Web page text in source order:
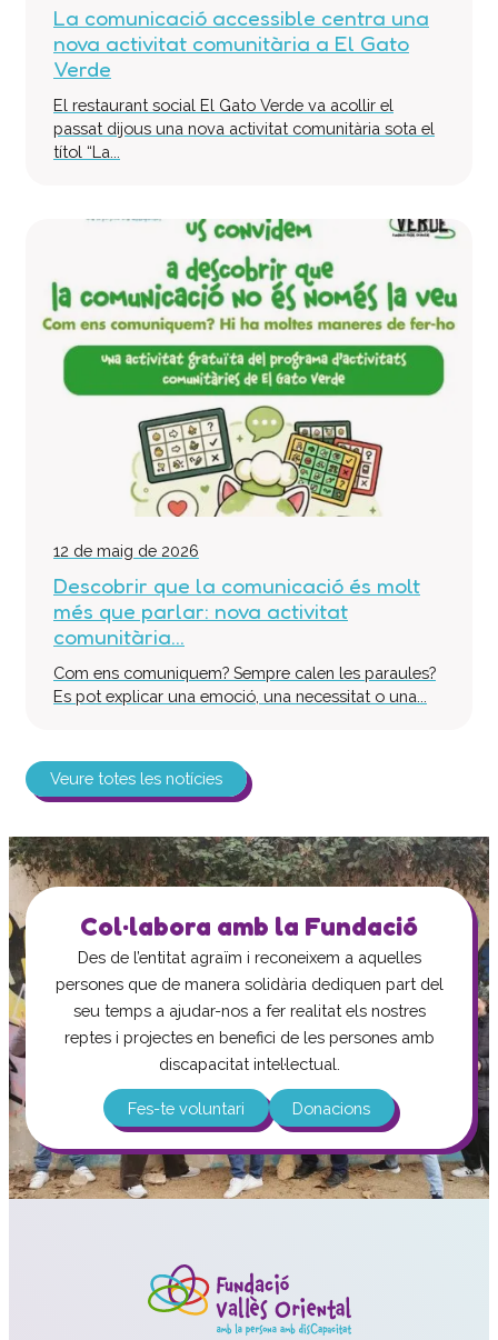
La comunicació accessible centra una
nova activitat comunitària a El Gato
Verde
El restaurant social El Gato Verde va acollir el
passat dijous una nova activitat comunitària sota el
títol “La...
12 de maig de 2026
Descobrir que la comunicació és molt
més que parlar: nova activitat
comunitària...
Com ens comuniquem? Sempre calen les paraules?
Es pot explicar una emoció, una necessitat o una...
Veure totes les notícies
Col·labora amb la Fundació
Des de l’entitat agraïm i reconeixem a aquelles
persones que de manera solidària dediquen part del
seu temps a ajudar-nos a fer realitat els nostres
reptes i projectes en benefici de les persones amb
discapacitat intel·lectual.
Fes-te voluntari Donacions